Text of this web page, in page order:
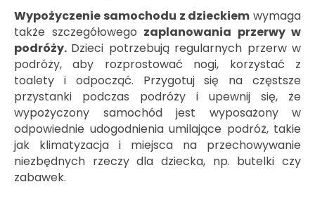
Wypożyczenie samochodu z dzieckiem wymaga
także szczegółowego zaplanowania przerwy w
podróży. Dzieci potrzebują regularnych przerw w
podróży, aby rozprostować nogi, korzystać z
toalety i odpocząć. Przygotuj się na częstsze
przystanki podczas podróży i upewnij się, że
wypożyczony samochód jest wyposażony w
odpowiednie udogodnienia umilające podróż, takie
jak klimatyzacja i miejsca na przechowywanie
niezbędnych rzeczy dla dziecka, np. butelki czy
zabawek.